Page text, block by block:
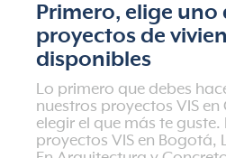
Primero, elige uno
proyectos de
disponibles
Lo primero que debes
nuestros proyectos VIS
elegir el que más te guste.
proyectos VIS en Bogotá,